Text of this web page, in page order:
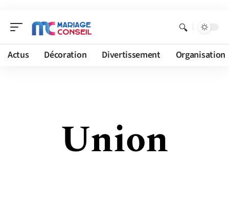
Actus Décoration Divertissement Organisation
Union